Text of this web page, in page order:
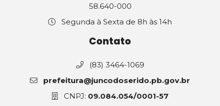
58.640-000
Segunda à Sexta de 8h às 14h
Contato
(83) 3464-1069
prefeitura@juncodoserido.pb.gov.br
CNPJ: 09.084.054/0001-57